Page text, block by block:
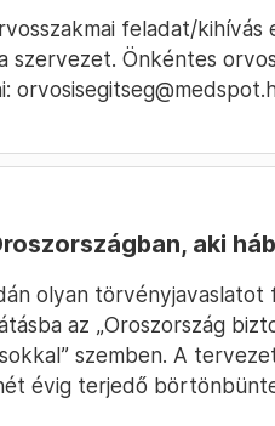
feladat/kihívás
szervezet. Önkéntes
aki
olyan
az „Oroszország
szemben. A
évig terjedő